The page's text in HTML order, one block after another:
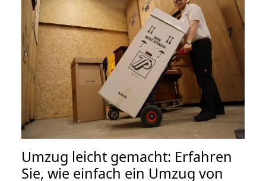
Umzug leicht gemacht: Erfahren
Sie, wie einfach ein Umzug von